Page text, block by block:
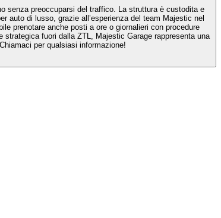
senza preoccuparsi del traffico. La struttura è custodita e
auto di lusso, grazie all’esperienza del team Majestic nel
prenotare anche posti a ore o giornalieri con procedure
fuori dalla ZTL, Majestic Garage rappresenta una
per qualsiasi informazione!